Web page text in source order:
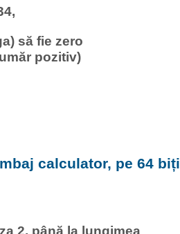
să fie zero
pozitiv)
calculator, pe 64 biți
2, până la lungimea